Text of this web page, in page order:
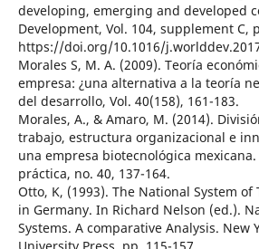
developing, emerging and developed
Development, Vol. 104, supplement C,
https://doi.org/10.1016/
Morales S, M. A. (2009). Teoría
empresa: ¿una alternativa a la teoría
del desarrollo, Vol. 40(158), 161-183.
Morales, A., & Amaro, M. (2014).
trabajo, estructura organizacional e
una empresa biotecnológica
práctica, no. 40, 137-164.
Otto, K, (1993). The National System
in Germany. In Richard Nelson (ed.).
Systems. A comparative Analysis. New